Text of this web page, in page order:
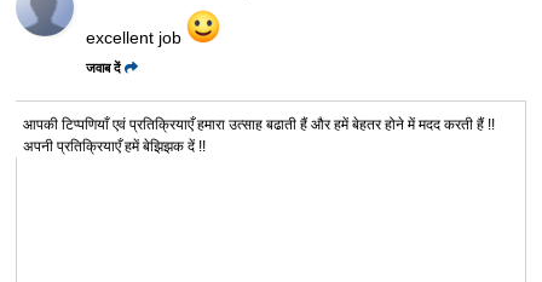
excellent job
जवाब दें
आपकी टिप्पणियाँ एवं प्रतिक्रियाएँ हमारा उत्साह बढाती हैं और हमें बेहतर होने में मदद करती हैं !!
अपनी प्रतिक्रियाएँ हमें बेझिझक दें !!